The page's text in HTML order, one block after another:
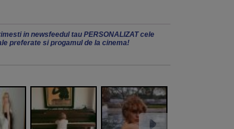
in newsfeedul tau PERSONALIZAT cele
preferate si progamul de la cinema!